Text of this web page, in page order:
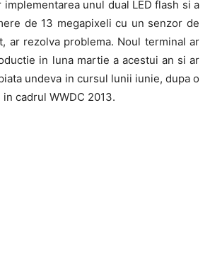
unul dual LED flash si a
de 13 megapixeli cu un senzor de
ar rezolva problema. Noul terminal ar
in luna martie a acestui an si ar
undeva in cursul lunii iunie, dupa o
cadrul WWDC 2013.